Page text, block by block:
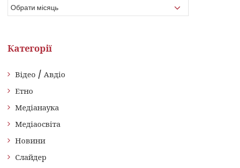
Категорії
Відео / Авдіо
Етно
Медіанаука
Медіаосвіта
Новини
Слайдер